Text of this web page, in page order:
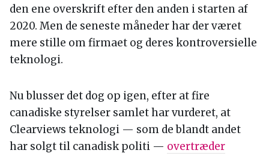
den ene overskrift efter den anden i starten af
2020. Men de seneste måneder har der været
mere stille om firmaet og deres kontroversielle
teknologi.
Nu blusser det dog op igen, efter at fire
canadiske styrelser samlet har vurderet, at
Clearviews teknologi — som de blandt andet
har solgt til canadisk politi — overtræder